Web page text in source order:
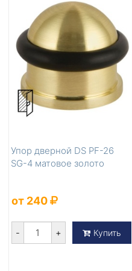
Упор дверной DS PF-26
SG-4 матовое золото
от 240
- + Купить